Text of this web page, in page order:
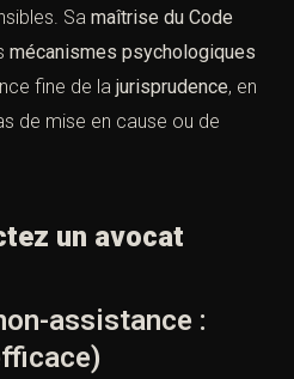
Sa maîtrise du Code
mécanismes psychologiques
fine de la jurisprudence, en
de mise en cause ou de
un avocat
assistance :